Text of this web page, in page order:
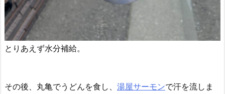
とりあえず水分補給。
その後、丸亀でうどんを食し、 湯屋サーモンで汗を流しま